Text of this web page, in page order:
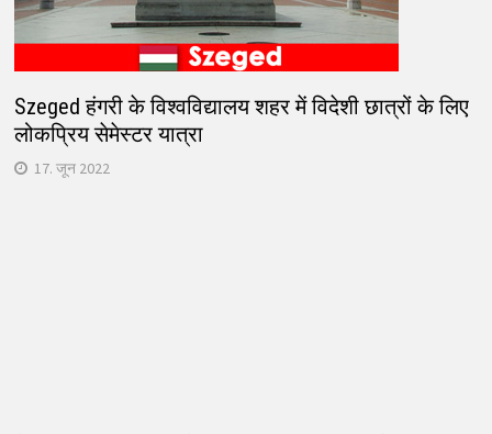
Szeged हंगरी के विश्वविद्यालय शहर में विदेशी छात्रों के लिए
लोकप्रिय सेमेस्टर यात्रा
17. जून 2022